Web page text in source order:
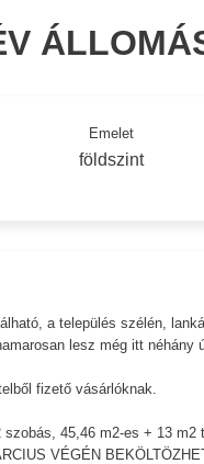
Emelet
földszint
a település szélén,
lesz még itt néhány
fizető vásárlóknak.
45,46 m2-es + 13 m2
VÉGÉN